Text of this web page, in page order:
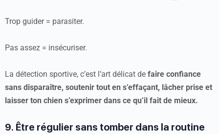
Trop guider = parasiter.
Pas assez = insécuriser.
La détection sportive, c’est l’art délicat de faire confiance
sans disparaître, soutenir tout en s’effaçant, lâcher prise et
laisser ton chien s’exprimer dans ce qu’il fait de mieux.
9. Être régulier sans tomber dans la routine